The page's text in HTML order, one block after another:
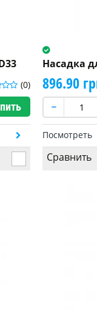
(0)
Насадка
896.90
Посмотреть
Сравнить